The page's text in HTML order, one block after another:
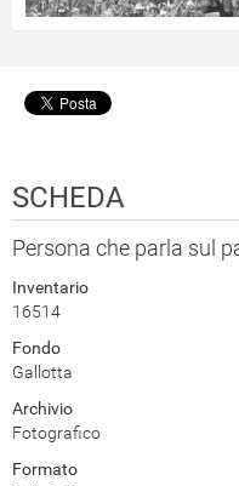
SCHEDA
Persona che parla sul
Inventario
16514
Fondo
Gallotta
Archivio
Fotografico
Formato